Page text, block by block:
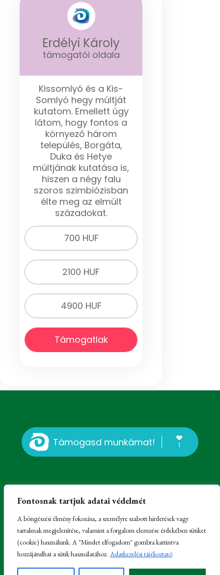
Fontosnak tartjuk adatai védelmét
A böngészési élmény fokozása, a személyre szabott hirdetések vagy
tartalmak megjelenítése, valamint a forgalom elemzése érdekében sütiket
(cookie) használunk. A "Mindet elfogadom" gombra kattintva
hozzájárulhat a sütik használatához. Adatkezelési tájékoztató
Erdélyi Károly
támogatói oldala
Kissomlyó és a Kis-
Somlyó hegy múltját
kutatom. Emellett úgy
látom, hogy fontos a
környező három
település, Borgáta,
Duka és Hetye
múltjának kutatása is,
hiszen a négy falu
szoros szimbiózisban
élte meg az elmúlt
századokat.
700 HUF
2100 HUF
4900 HUF
Támogatlak
Támogasd munkámat! 1
© Erdélyi Károly, Kissomlyó, 2023-2025 -Impresszum-
Felhasználói regisztráció és hozzászólási lehetőség
Partnerek:
HonlapkészítésésMacskaFészek